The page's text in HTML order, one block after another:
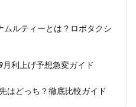
ムルティーとは？ロボタクシ
利上げ予想急変ガイド
はどっち？徹底比較ガイド